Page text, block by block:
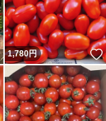
いいね！
1,780円